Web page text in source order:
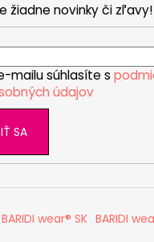
žiadne novinky či zľavy!
mailu súhlasíte s
údajov
SA
BARIDI wear® SK BARIDI